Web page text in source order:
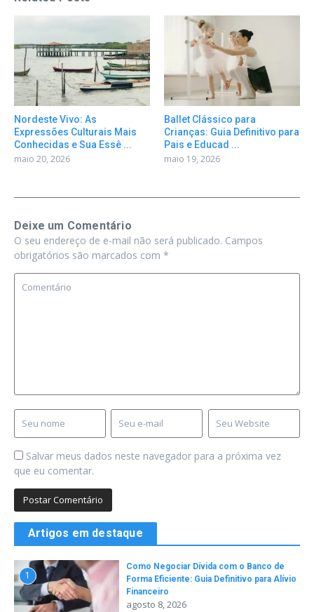
Nordeste Vivo: As
Expressões Culturais Mais
Conhecidas e Sua Essê ...
maio 20, 2026
Ballet Clássico para
Crianças: Guia Definitivo para
Pais e Educad ...
maio 19, 2026
Deixe um Comentário
O seu endereço de e-mail não será publicado. Campos
obrigatórios são marcados com *
Salvar meus dados neste navegador para a próxima vez
que eu comentar.
Artigos em destaque
1
Como Negociar Dívida com o Banco de
Forma Eficiente: Guia Definitivo para Alívio
Financeiro
agosto 8, 2026